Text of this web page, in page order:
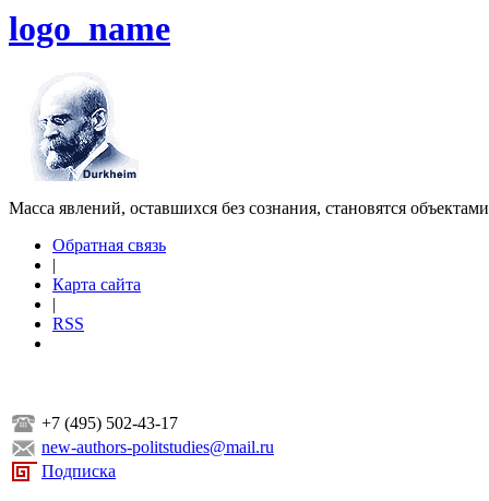
logo_name
Масса явлений, оставшихся без сознания, становятся
Обратная связь
|
Карта сайта
|
RSS
+7 (495) 502-43-17
new-authors-politstudies@mail.ru
Подписка